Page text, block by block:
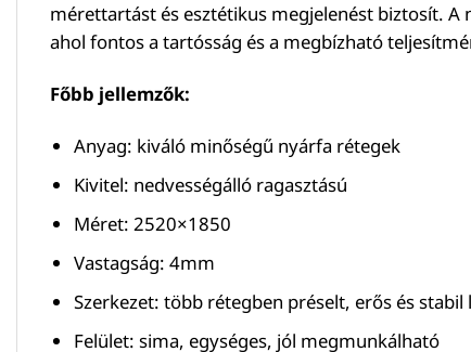
mérettartást és esztétikus megjelenést biztosít. A
ahol fontos a tartósság és a megbízható
Főbb jellemzők:
Anyag: kiváló minőségű nyárfa rétegek
Kivitel: nedvességálló ragasztású
Méret: 2520×1850
Vastagság: 4mm
Szerkezet: több rétegben préselt, erős és stabil
Felület: sima, egységes, jól megmunkálható